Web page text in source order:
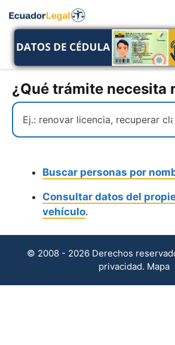
¿Qué trámite necesita
Buscar personas por
Consultar datos del
vehículo.
© 2008 - 2026 Derechos
privacidad. Mapa